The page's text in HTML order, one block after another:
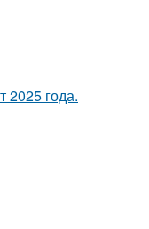
2025 года.